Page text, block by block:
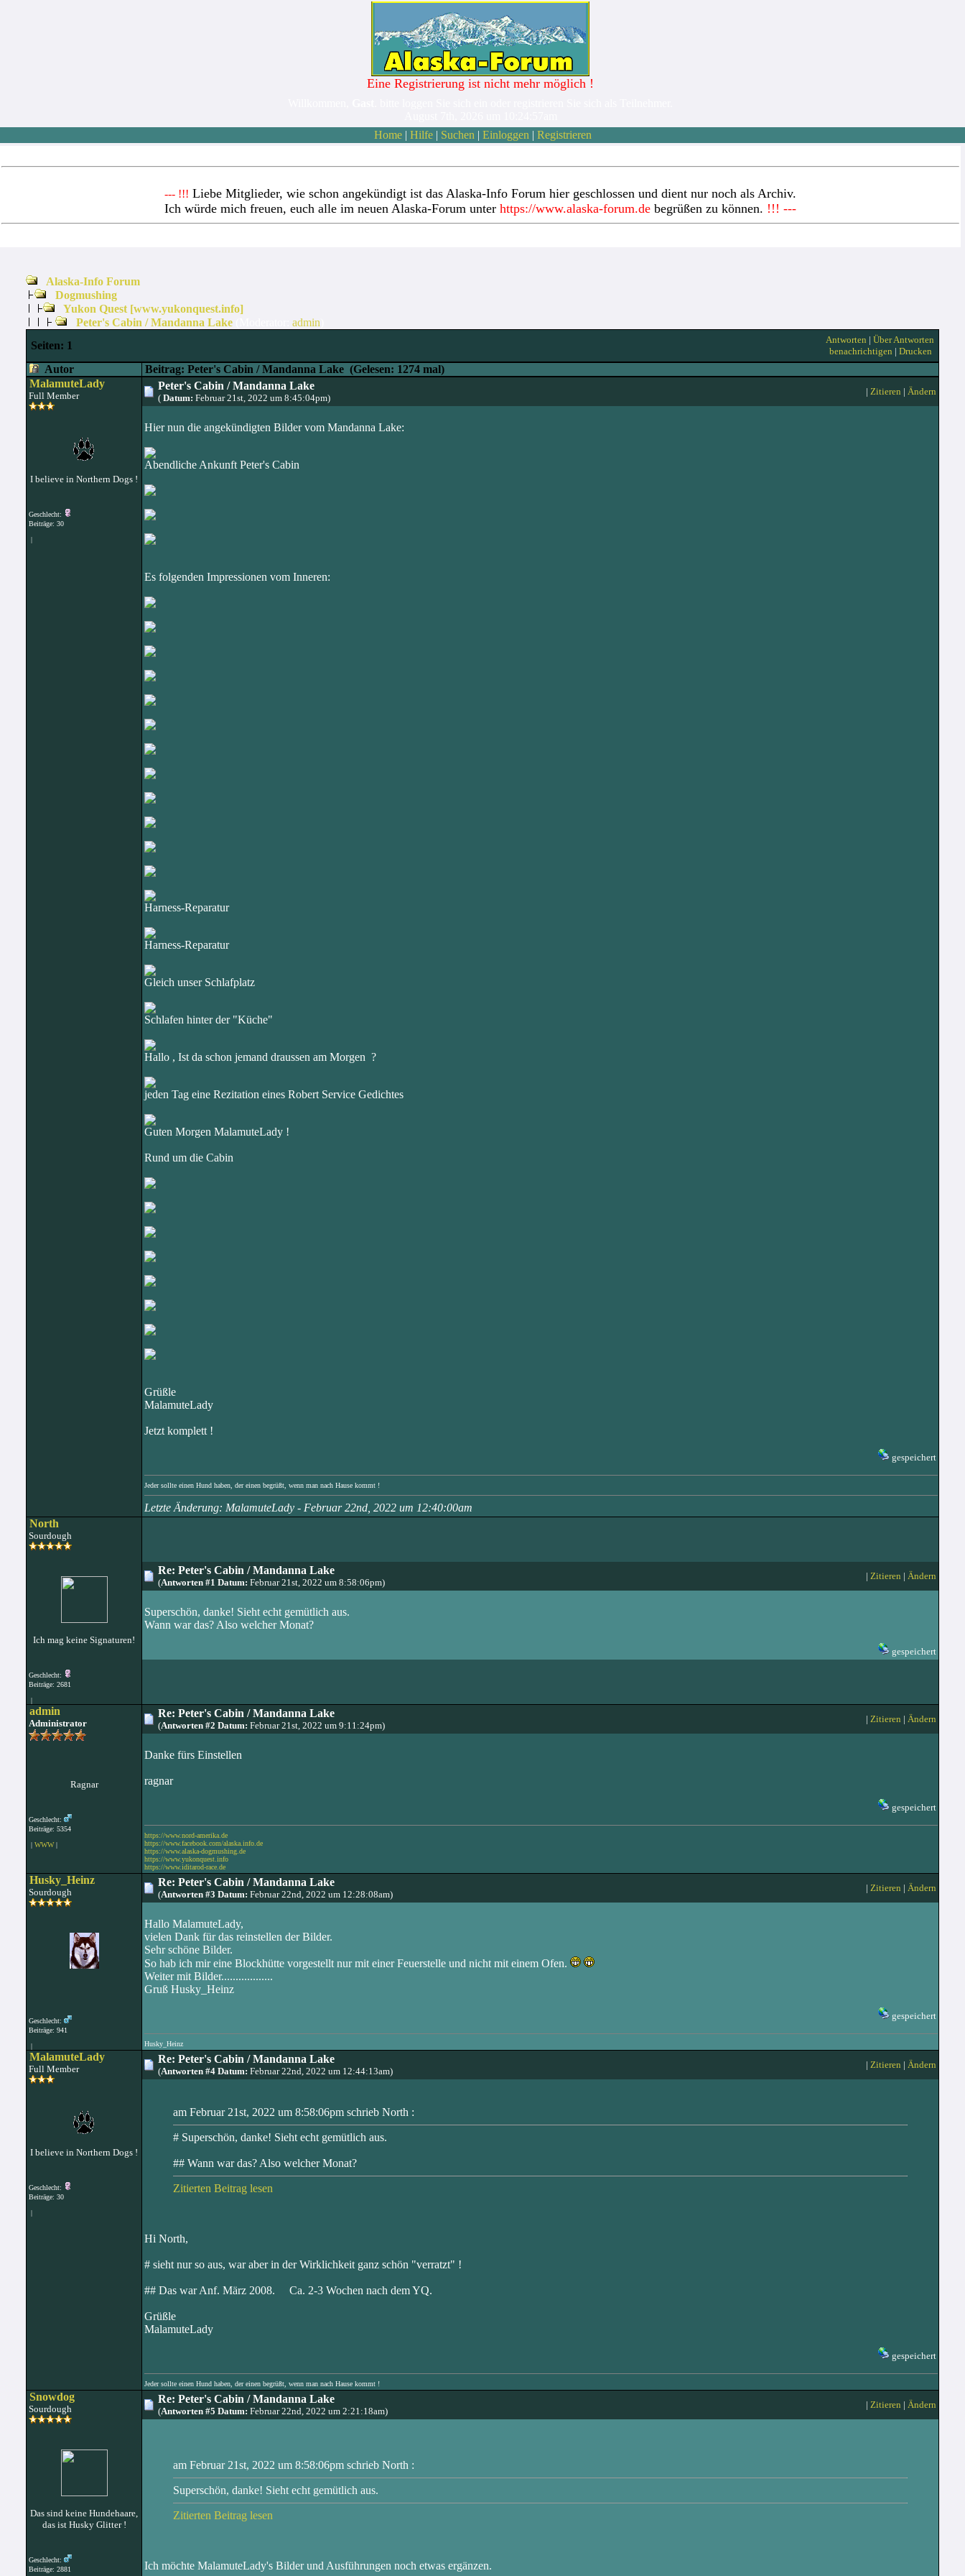
Eine Registrierung ist nicht mehr möglich !
Home| Hilfe| Suchen | Einloggen | Registrieren
--- !!! Liebe Mitglieder, wie schon angekündigt ist das Alaska-Info Forum hier geschlossen und dient nur noch als Archiv.
Ich würde mich freuen, euch alle im neuen Alaska-Forum unter https://www.alaska-forum.de begrüßen zu können. !!! ---
Alaska-Info Forum
Dogmushing
Yukon Quest [www.yukonquest.info]
Peter's Cabin / Mandanna Lake
admin
Seiten: 1 Antworten | Über Antworten
benachrichtigen | Drucken
Autor Beitrag: Peter's Cabin / Mandanna Lake (Gelesen: 1274 mal)
MalamuteLady
Full Member
I believe in Northern Dogs !
Geschlecht:
Beiträge: 30
|
Peter's Cabin / Mandanna Lake
( Datum: Februar 21st, 2022 um 8:45:04pm)
| Zitieren | Ändern
Hier nun die angekündigten Bilder vom Mandanna Lake:
Abendliche Ankunft Peter's Cabin
Es folgenden Impressionen vom Inneren:
Harness-Reparatur
Harness-Reparatur
Gleich unser Schlafplatz
Schlafen hinter der "Küche"
Hallo , Ist da schon jemand draussen am Morgen ?
jeden Tag eine Rezitation eines Robert Service Gedichtes
Guten Morgen MalamuteLady !
Rund um die Cabin
Grüßle
MalamuteLady
Jetzt komplett !
gespeichert
Jeder sollte einen Hund haben, der einen begrüßt, wenn man nach Hause kommt !
Letzte Änderung: MalamuteLady - Februar 22nd, 2022 um 12:40:00am
North
Sourdough
Ich mag keine Signaturen!
Geschlecht:
Beiträge: 2681
|
Re: Peter's Cabin / Mandanna Lake
(Antworten #1 Datum: Februar 21st, 2022 um 8:58:06pm)
| Zitieren | Ändern
Superschön, danke! Sieht echt gemütlich aus.
Wann war das? Also welcher Monat?
gespeichert
admin
Administrator
Ragnar
Geschlecht:
Beiträge: 5354
| WWW|
Re: Peter's Cabin / Mandanna Lake
(Antworten #2 Datum: Februar 21st, 2022 um 9:11:24pm)
| Zitieren | Ändern
Danke fürs Einstellen
ragnar
gespeichert
https://www.nord-amerika.de
https://www.facebook.com/alaska.info.de
https://www.alaska-dogmushing.de
https://www.yukonquest.info
https://www.iditarod-race.de
Husky_Heinz
Sourdough
Geschlecht:
Beiträge: 941
|
Re: Peter's Cabin / Mandanna Lake
(Antworten #3 Datum: Februar 22nd, 2022 um 12:28:08am)
| Zitieren | Ändern
Hallo MalamuteLady,
vielen Dank für das reinstellen der Bilder.
Sehr schöne Bilder.
So hab ich mir eine Blockhütte vorgestellt nur mit einer Feuerstelle und nicht mit einem Ofen.
Weiter mit Bilder..................
Gruß Husky_Heinz
gespeichert
Husky_Heinz
MalamuteLady
Full Member
I believe in Northern Dogs !
Geschlecht:
Beiträge: 30
|
Re: Peter's Cabin / Mandanna Lake
(Antworten #4 Datum: Februar 22nd, 2022 um 12:44:13am)
| Zitieren | Ändern
am Februar 21st, 2022 um 8:58:06pm schrieb North :
# Superschön, danke! Sieht echt gemütlich aus.
## Wann war das? Also welcher Monat?
Zitierten Beitrag lesen
Hi North,
# sieht nur so aus, war aber in der Wirklichkeit ganz schön "verratzt" !
## Das war Anf. März 2008. Ca. 2-3 Wochen nach dem YQ.
Grüßle
MalamuteLady
gespeichert
Jeder sollte einen Hund haben, der einen begrüßt, wenn man nach Hause kommt !
Snowdog
Sourdough
Das sind keine Hundehaare,
das ist Husky Glitter !
Geschlecht:
Beiträge: 2881
Re: Peter's Cabin / Mandanna Lake
(Antworten #5 Datum: Februar 22nd, 2022 um 2:21:18am)
| Zitieren | Ändern
am Februar 21st, 2022 um 8:58:06pm schrieb North :
Superschön, danke! Sieht echt gemütlich aus.
Zitierten Beitrag lesen
Ich möchte MalamuteLady's Bilder und Ausführungen noch etwas ergänzen.